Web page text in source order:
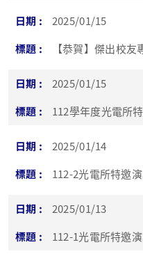
2025/01/15
【恭賀】傑出校
2025/01/15
112學年度光電所
2025/01/14
112-2光電所特邀
2025/01/13
112-1光電所特邀